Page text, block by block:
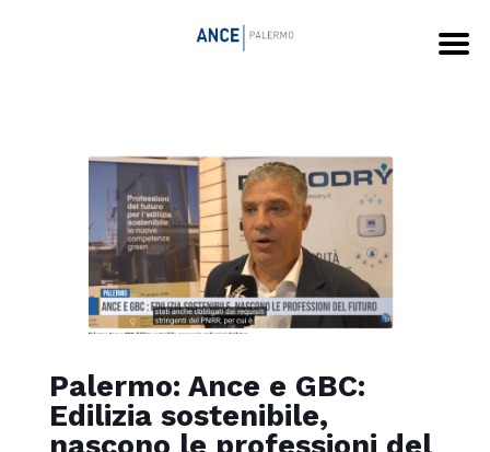
Palermo: Ance e GBC:
Edilizia sostenibile,